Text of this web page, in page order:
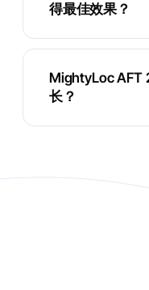
得最佳效果？
MightyLoc AFT
长？